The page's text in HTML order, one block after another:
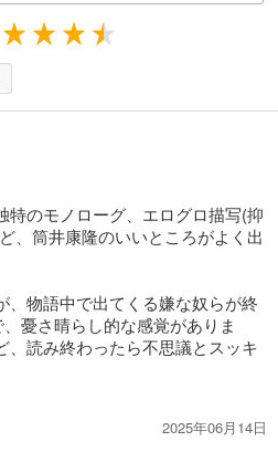
特のモノローグ、エログロ描写(抑
、筒井康隆のいいところがよく出
、物語中で出てくる嫌な奴らが終
憂さ晴らし的な感覚がありま
、読み終わったら不思議とスッキ
2025年06月14日